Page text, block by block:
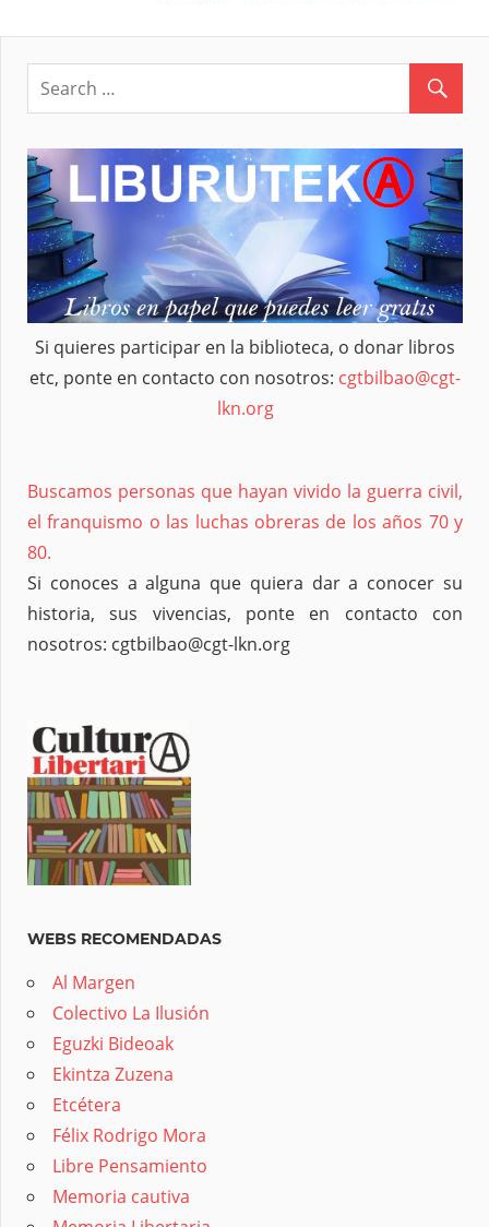
entradas
Si quieres participar en la biblioteca, o donar libros
etc, ponte en contacto con nosotros: cgtbilbao@cgt-
lkn.org
Buscamos personas que hayan vivido la guerra civil,
el franquismo o las luchas obreras de los años 70 y
80.
Si conoces a alguna que quiera dar a conocer su
historia, sus vivencias, ponte en contacto con
nosotros: cgtbilbao@cgt-lkn.org
WEBS RECOMENDADAS
Al Margen
Colectivo La Ilusión
Eguzki Bideoak
Ekintza Zuzena
Etcétera
Félix Rodrigo Mora
Libre Pensamiento
Memoria cautiva